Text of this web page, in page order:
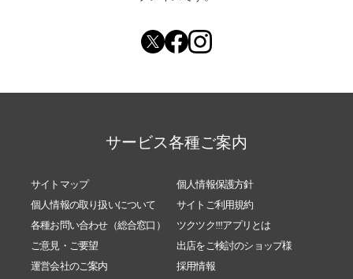
サービス各種ご案内
サイトマップ
個人情報保護方針
個人情報の取り扱いについて
サイトご利用規約
各種お問い合わせ（総合窓口）
ツクツク!!!アプリとは
ご意見・ご要望
出店をご検討のショップ様
運営会社のご案内
採用情報